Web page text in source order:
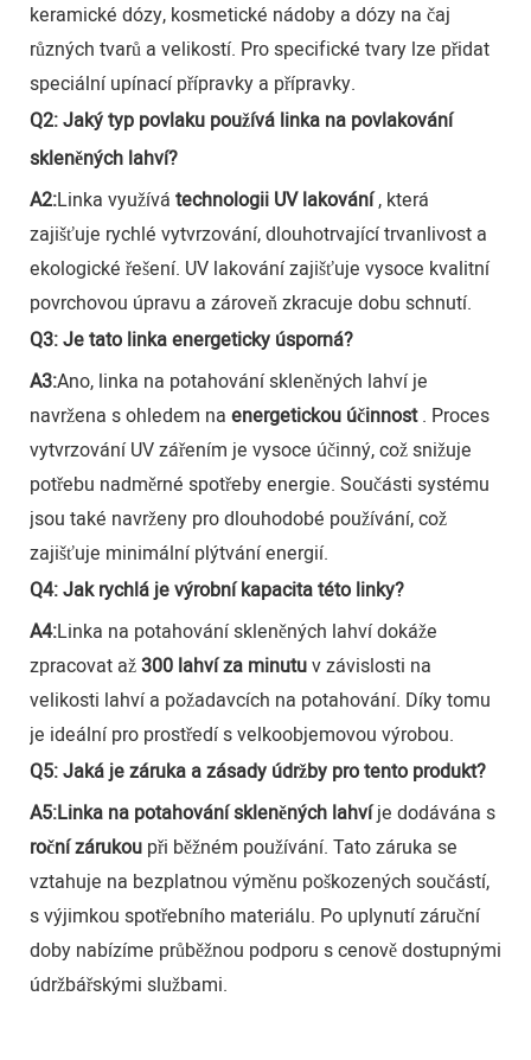
keramické dózy, kosmetické nádoby a dózy na čaj
různých tvarů a velikostí. Pro specifické tvary lze přidat
speciální upínací přípravky a přípravky.
Q2: Jaký typ povlaku používá linka na povlakování
skleněných lahví?
A2:Linka využívá technologii UV lakování, která
zajišťuje rychlé vytvrzování, dlouhotrvající trvanlivost a
ekologické řešení. UV lakování zajišťuje vysoce kvalitní
povrchovou úpravu a zároveň zkracuje dobu schnutí.
Q3: Je tato linka energeticky úsporná?
A3:Ano, linka na potahování skleněných lahví je
navržena s ohledem na energetickou účinnost. Proces
vytvrzování UV zářením je vysoce účinný, což snižuje
potřebu nadměrné spotřeby energie. Součásti systému
jsou také navrženy pro dlouhodobé používání, což
zajišťuje minimální plýtvání energií.
Q4: Jak rychlá je výrobní kapacita této linky?
A4:Linka na potahování skleněných lahví dokáže
zpracovat až300 lahví za minutuv závislosti na
velikosti lahví a požadavcích na potahování. Díky tomu
je ideální pro prostředí s velkoobjemovou výrobou.
Q5: Jaká je záruka a zásady údržby pro tento produkt?
A5:Linka na potahování skleněných lahvíje dodávána s
roční zárukou při běžném používání. Tato záruka se
vztahuje na bezplatnou výměnu poškozených součástí,
s výjimkou spotřebního materiálu. Po uplynutí záruční
doby nabízíme průběžnou podporu s cenově dostupnými
údržbářskými službami.